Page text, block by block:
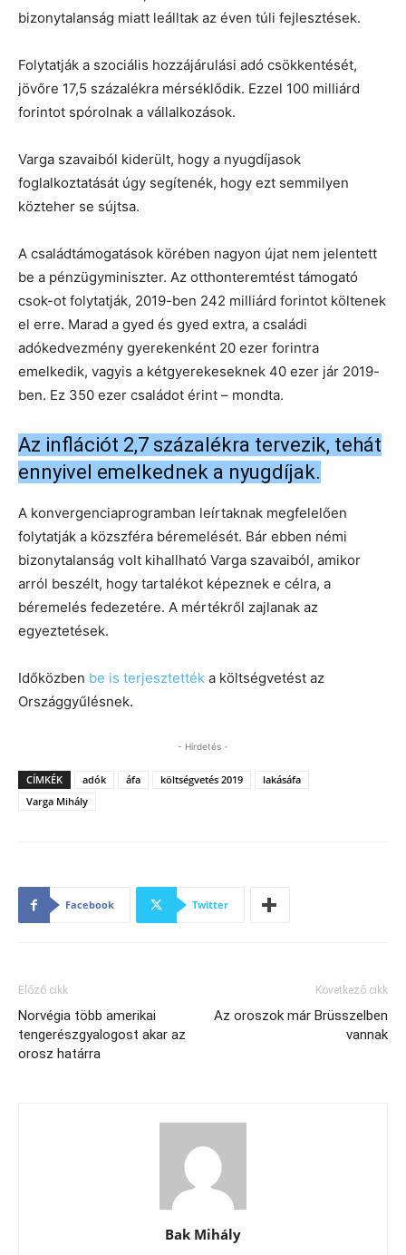
bizonytalanság miatt leálltak az éven túli fejlesztések.
Folytatják a szociális hozzájárulási adó csökkentését,
jövőre 17,5 százalékra mérséklődik. Ezzel 100 milliárd
forintot spórolnak a vállalkozások.
Varga szavaiból kiderült, hogy a nyugdíjasok
foglalkoztatását úgy segítenék, hogy ezt semmilyen
közteher se sújtsa.
A családtámogatások körében nagyon újat nem jelentett
be a pénzügyminiszter. Az otthonteremtést támogató
csok-ot folytatják, 2019-ben 242 milliárd forintot költenek
el erre. Marad a gyed és gyed extra, a családi
adókedvezmény gyerekenként 20 ezer forintra
emelkedik, vagyis a kétgyerekeseknek 40 ezer jár 2019-
ben. Ez 350 ezer családot érint – mondta.
Az inflációt 2,7 százalékra tervezik, tehát
ennyivel emelkednek a nyugdíjak.
A konvergenciaprogramban leírtaknak megfelelően
folytatják a közszféra béremelését. Bár ebben némi
bizonytalanság volt kihallható Varga szavaiból, amikor
arról beszélt, hogy tartalékot képeznek e célra, a
béremelés fedezetére. A mértékről zajlanak az
egyeztetések.
Időközben be is terjesztették a költségvetést az
Országgyűlésnek.
- Hirdetés -
CÍMKÉK adók áfa költségvetés 2019
lakásáfa
Varga Mihály
Facebook Twitter
Előző cikk
Norvégia több amerikai
tengerészgyalogost akar az
orosz határra
Következő cikk
Az oroszok már Brüsszelben
vannak
Bak Mihály